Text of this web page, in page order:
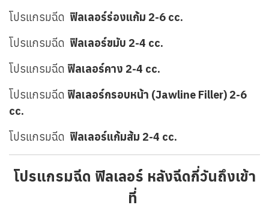
โปรแกรมฉีด ฟิลเลอร์ร่องแก้ม 2-6 cc.
โปรแกรมฉีด ฟิลเลอร์ขมับ 2-4 cc.
โปรแกรมฉีด ฟิลเลอร์คาง 2-4 cc.
โปรแกรมฉีด ฟิลเลอร์กรอบหน้า (Jawline Filler) 2-6
cc.
โปรแกรมฉีด ฟิลเลอร์แก้มส้ม 2-4 cc.
โปรแกรมฉีด ฟิลเลอร์ หลังฉีดกี่วันถึงเข้า
ที่